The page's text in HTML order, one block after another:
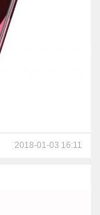
2018-01-03 16:11